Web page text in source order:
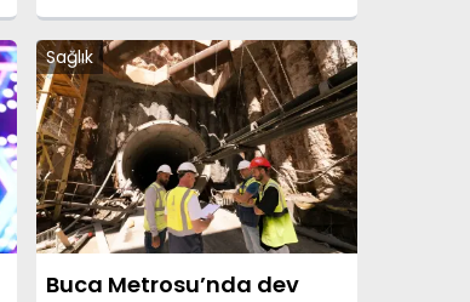
Sağlık
Buca Metrosu’nda dev